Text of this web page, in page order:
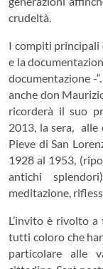
crudeltà.
I compiti principali
e la
documentazione -
anche don
ricorderà il suo
2013, la sera, alle
Pieve di San
1928 al 1953,
antichi
meditazione,
L’invito è rivolto
tutti coloro che
particolare alle